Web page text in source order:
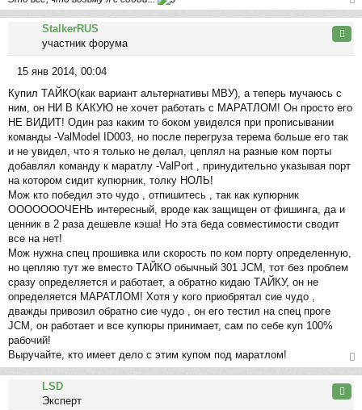
н
ер
ну
ть
ся
StalkerRUS
участник форума
о
о
б
щ
е
н
и
е
15 янв 2014, 00:04
Купил ТАЙКО(как вариант альтернативы МВУ), а теперь мучаюсь с
ним, он НИ В КАКУЮ не хочет работать с МАРАТЛОМ! Он просто его
НЕ ВИДИТ! Один раз каким то боком увиделся при прописывании
команды -ValModel ID003, но после перегруза терема больше его так
и не увидел, что я только не делал, цеплял на разные ком порты
добавлял команду к маратлу -ValPort , принудительно указывая порт
на котором сидит купюрник, толку НОЛЬ!
Мож кто победил это чудо , отпишитесь , так как купюрник
ОООООООЧЕНЬ интересный, вроде как защищен от фишинга, да и
ценник в 2 раза дешевле кэша! Но эта беда совместимости сводит
все на нет!
Мож нужна спец прошивка или скорость по ком порту определенную,
но цепляю тут же вместо ТАЙКО обычный 301 JCM, тот без проблем
сразу определяется и работает, а обратно кидаю ТАЙКУ, он не
определяется МАРАТЛОМ! Хотя у кого приобрятал сие чудо ,
дважды привозил обратно сие чудо , он его тестил на спец проге
JCM, он работает и все купюры принимает, сам по себе куп 100%
рабочий!
Выручайте, кто имеет дело с этим купом под маратлом!
ер
ну
ть
LSD
Эксперт